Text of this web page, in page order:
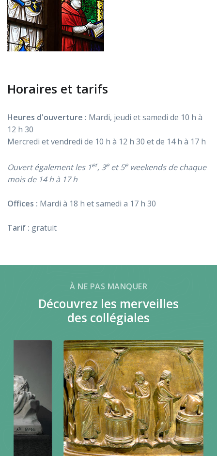
Horaires et tarifs
Heures d'ouverture : Mardi, jeudi et samedi de 10 h à
12 h 30
Mercredi et vendredi de 10 h à 12 h 30 et de 14 h à 17 h
Ouvert également les 1er, 3eet 5eweekends de chaque
mois de 14 h à 17 h
Offices : Mardi à 18 h et samedi a 17 h 30
Tarif : gratuit
À NE PAS MANQUER
Découvrez les merveilles
des collégiales